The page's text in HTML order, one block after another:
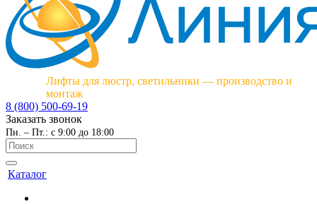
Лифты для люстр, светильники — производство и
монтаж
8 (800) 500-69-19
Заказать звонок
Пн. – Пт.: с 9:00 до 18:00
Каталог